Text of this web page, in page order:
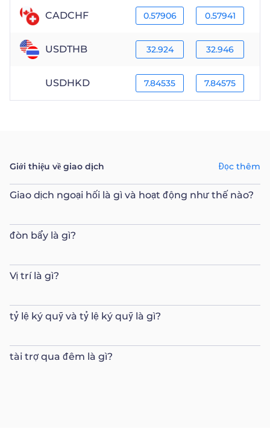
CADCHF 0.57906 0.57941
USDTHB 32.924 32.946
USDHKD 7.84535 7.84575
Giới thiệu về giao dịch Đọc thêm
Giao dịch ngoại hối là gì và hoạt động như thế nào?
đòn bẩy là gì?
Vị trí là gì?
tỷ lệ ký quỹ và tỷ lệ ký quỹ là gì?
tài trợ qua đêm là gì?